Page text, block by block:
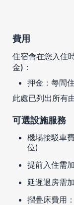
費用
住宿會在您入住
金)：
押金：每間
此處已列出所有
可選設施服務
機場接駁車
位)
提前入住需
延遲退房需
摺疊床費用